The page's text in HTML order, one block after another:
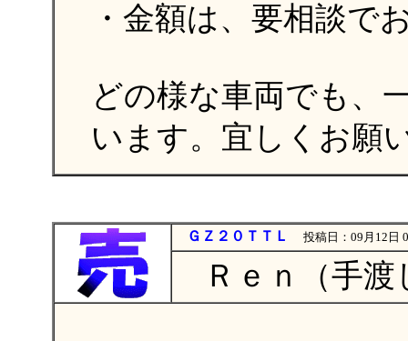
・金額は、要相談で
どの様な車両でも、
います。宜しくお願
ＧＺ２０ＴＴＬ 投稿日：09月12日
Ｒｅｎ（手渡